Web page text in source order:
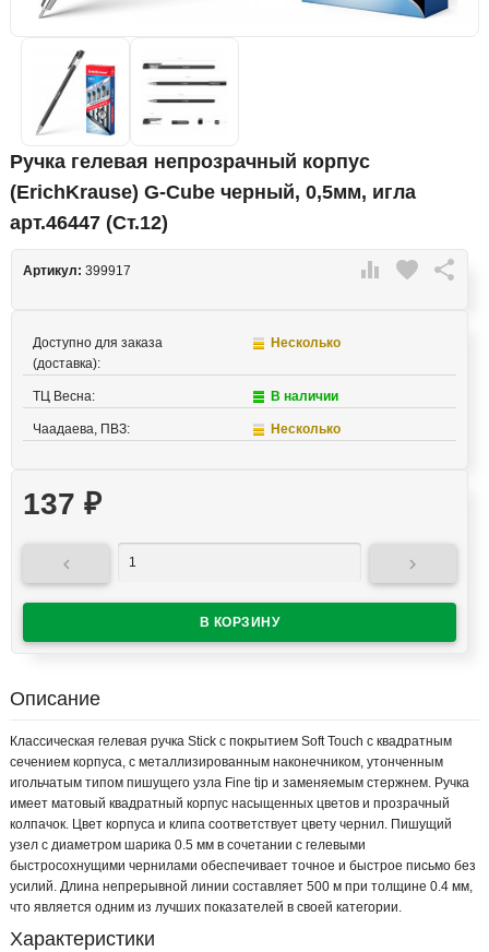
Ручка гелевая непрозрачный корпус
(ErichKrause) G-Cube черный, 0,5мм, игла
арт.46447 (Ст.12)
 favorite 
Артикул: 399917
Доступно для заказа
(доставка):
Несколько
ТЦ Весна: В наличии
Чаадаева, ПВЗ: Несколько
137 ₽
 
Описание
Классическая гелевая ручка Stick с покрытием Soft Touch с квадратным
сечением корпуса, с металлизированным наконечником, утонченным
игольчатым типом пишущего узла Fine tip и заменяемым стержнем. Ручка
имеет матовый квадратный корпус насыщенных цветов и прозрачный
колпачок. Цвет корпуса и клипа соответствует цвету чернил. Пишущий
узел с диаметром шарика 0.5 мм в сочетании с гелевыми
быстросохнущими чернилами обеспечивает точное и быстрое письмо без
усилий. Длина непрерывной линии составляет 500 м при толщине 0.4 мм,
что является одним из лучших показателей в своей категории.
Характеристики